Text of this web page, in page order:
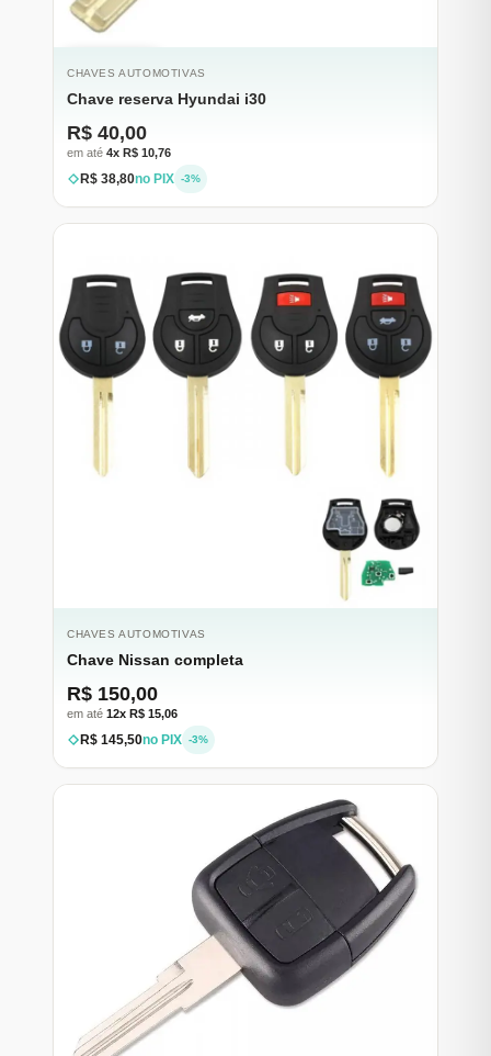
ESGOTADO
CHAVES AUTOMOTIVAS
Chave reserva Hyundai i30
R$ 40,00
em até 4x R$ 10,76
R$ 38,80no PIX -3%
CHAVES AUTOMOTIVAS
Chave Nissan completa
R$ 150,00
em até 12x R$ 15,06
R$ 145,50no PIX -3%